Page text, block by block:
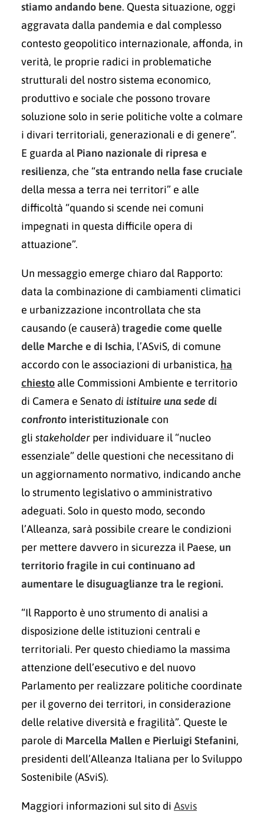
stiamo andando bene. Questa situazione, oggi
aggravata dalla pandemia e dal complesso
contesto geopolitico internazionale, affonda, in
verità, le proprie radici in problematiche
strutturali del nostro sistema economico,
produttivo e sociale che possono trovare
soluzione solo in serie politiche volte a colmare
i divari territoriali, generazionali e di genere”.
E guarda al Piano nazionale di ripresa e
resilienza, che “sta entrando nella fase cruciale
della messa a terra nei territori” e alle
difficoltà “quando si scende nei comuni
impegnati in questa difficile opera di
attuazione”.
Un messaggio emerge chiaro dal Rapporto:
data la combinazione di cambiamenti climatici
e urbanizzazione incontrollata che sta
causando (e causerà)tragedie come quelle
delle Marche e di Ischia, l’ASviS, di comune
accordo con le associazioni di urbanistica, ha
chiesto alle Commissioni Ambiente e territorio
di Camera e Senatodi istituire una sede di
confronto interistituzionale con
gli stakeholder per individuare il “nucleo
essenziale” delle questioni che necessitano di
un aggiornamento normativo, indicando anche
lo strumento legislativo o amministrativo
adeguati. Solo in questo modo, secondo
l’Alleanza, sarà possibile creare le condizioni
per mettere davvero in sicurezza il Paese, un
territorio fragile in cui continuano ad
aumentare le disuguaglianze tra le regioni.
“Il Rapporto è uno strumento di analisi a
disposizione delle istituzioni centrali e
territoriali. Per questo chiediamo la massima
attenzione dell’esecutivo e del nuovo
Parlamento per realizzare politiche coordinate
per il governo dei territori, in considerazione
delle relative diversità e fragilità”. Queste le
parole di Marcella Mallen e Pierluigi Stefanini,
presidenti dell’Alleanza Italiana per lo Sviluppo
Sostenibile (ASviS).
Maggiori informazioni sul sito di Asvis